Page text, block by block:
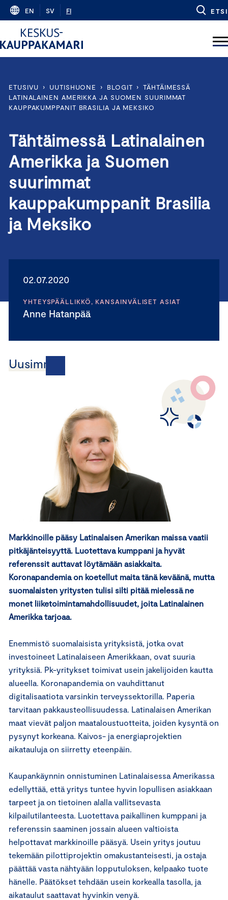
Skip
content
EN SV FI ETSI
ETUSIVU › UUTISHUONE › BLOGIT › TÄHTÄIMESSÄ
LATINALAINEN AMERIKKA JA SUOMEN SUURIMMAT
KAUPPAKUMPPANIT BRASILIA JA MEKSIKO
Tähtäimessä Latinalainen
Amerikka ja Suomen
suurimmat
kauppakumppanit Brasilia
ja Meksiko
02.07.2020
YHTEYSPÄÄLLIKKÖ, KANSAINVÄLISET ASIAT
Anne Hatanpää
Uusimmat
Markkinoille pääsy Latinalaisen Amerikan maissa vaatii
pitkäjänteisyyttä. Luotettava kumppani ja hyvät
referenssit auttavat löytämään asiakkaita.
Koronapandemia on koetellut maita tänä keväänä, mutta
suomalaisten yritysten tulisi silti pitää mielessä ne
monet liiketoimintamahdollisuudet, joita Latinalainen
Amerikka tarjoaa.
Enemmistö suomalaisista yrityksistä, jotka ovat
investoineet Latinalaiseen Amerikkaan, ovat suuria
yrityksiä. Pk-yritykset toimivat usein jakelijoiden kautta
alueella. Koronapandemia on vauhdittanut
digitalisaatiota varsinkin terveyssektorilla. Paperia
tarvitaan pakkausteollisuudessa. Latinalaisen Amerikan
maat vievät paljon maataloustuotteita, joiden kysyntä on
pysynyt korkeana. Kaivos- ja energiaprojektien
aikatauluja on siirretty eteenpäin.
Kaupankäynnin onnistuminen Latinalaisessa Amerikassa
edellyttää, että yritys tuntee hyvin lopullisen asiakkaan
tarpeet ja on tietoinen alalla vallitsevasta
kilpailutilanteesta. Luotettava paikallinen kumppani ja
referenssin saaminen jossain alueen valtioista
helpottavat markkinoille pääsyä. Usein yritys joutuu
tekemään pilottiprojektin omakustanteisesti, ja ostaja
päättää vasta nähtyään lopputuloksen, kelpaako tuote
hänelle. Päätökset tehdään usein korkealla tasolla, ja
aikataulut saattavat hyvinkin venyä.